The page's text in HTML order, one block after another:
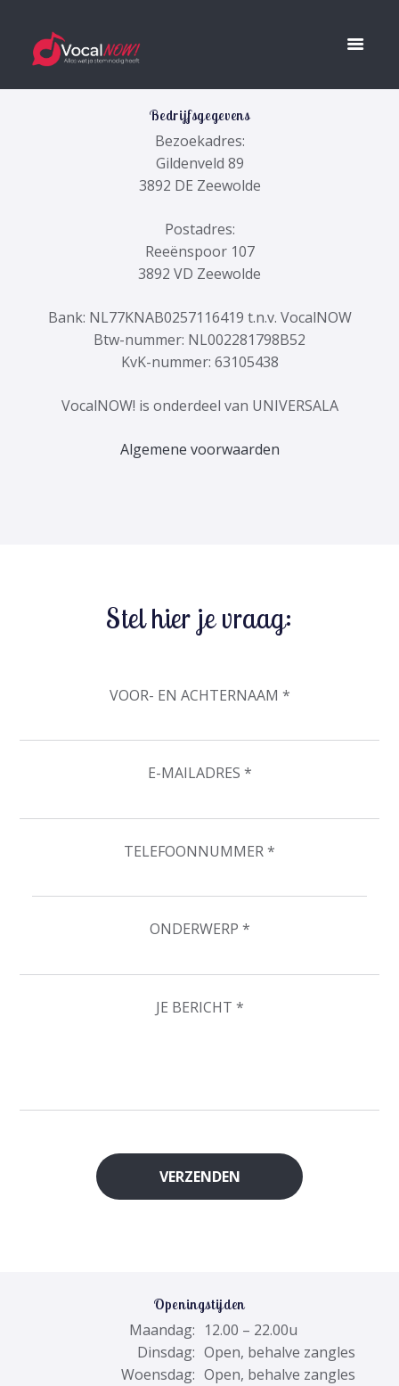
Bedrijfsgegevens
Bezoekadres:
Gildenveld 89
3892 DE Zeewolde
Postadres:
Reeënspoor 107
3892 VD Zeewolde
Bank: NL77KNAB0257116419 t.n.v. VocalNOW
Btw-nummer: NL002281798B52
KvK-nummer: 63105438
VocalNOW! is onderdeel van UNIVERSALA
Algemene voorwaarden
Stel hier je vraag:
VOOR- EN ACHTERNAAM *
E-MAILADRES *
TELEFOONNUMMER *
ONDERWERP *
JE BERICHT *
Openingstijden
Maandag:
Dinsdag:
Woensdag:
12.00 – 22.00u
Open, behalve zangles
Open, behalve zangles